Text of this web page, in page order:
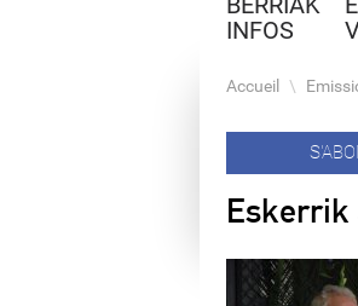
INFOS
Accueil \
Eskerrik